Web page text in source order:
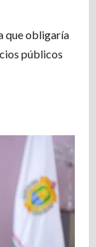
que obligaría
públicos